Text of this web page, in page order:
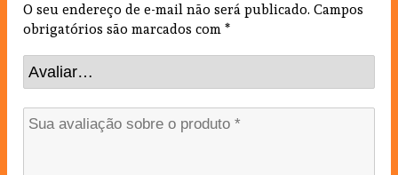
O seu endereço de e-mail não será publicado. Campos
obrigatórios são marcados com *